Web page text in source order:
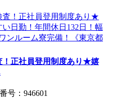
！正社員登用制度あり★嬉
号：946601